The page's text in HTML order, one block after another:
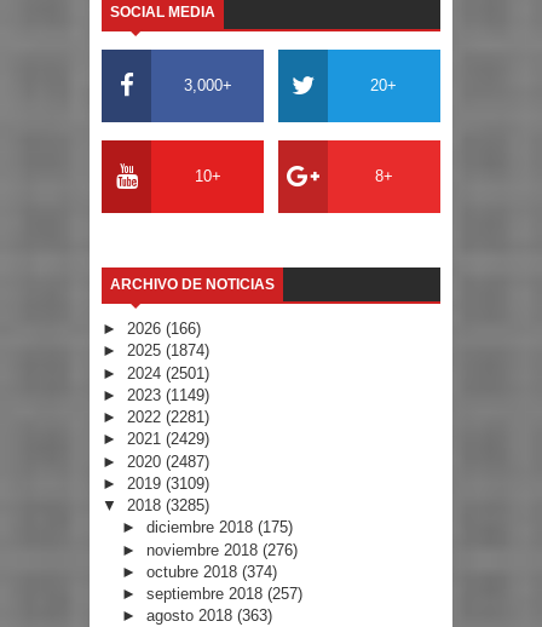
SOCIAL MEDIA
3,000+ 20+
10+ 8+
ARCHIVO DE NOTICIAS
► 2026 (166)
► 2025 (1874)
► 2024 (2501)
► 2023 (1149)
► 2022 (2281)
► 2021 (2429)
► 2020 (2487)
► 2019 (3109)
▼ 2018 (3285)
► diciembre 2018 (175)
► noviembre 2018 (276)
► octubre 2018 (374)
► septiembre 2018 (257)
► agosto 2018 (363)